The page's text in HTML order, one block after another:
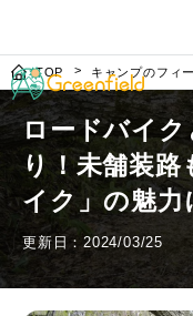
TOP キャンプのフィ
ロードバイ
り！未舗装路
イク」の魅力
更新日：2024/03/25